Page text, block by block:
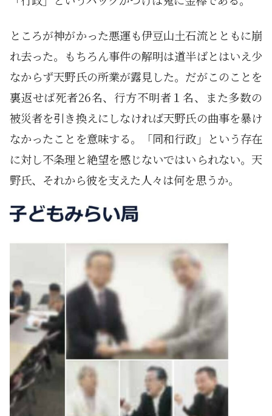
ところが神がかった悪運も伊豆山土石流とともに崩
れ去った。もちろん事件の解明は道半ばとはいえ少
なからず天野氏の所業が露見した。だがこのことを
裏返せば死者26名、行方不明者１名、また多数の
被災者を引き換えにしなければ天野氏の曲事を暴け
なかったことを意味する。「同和行政」という存在
に対し不条理と絶望を感じないではいられない。天
野氏、それから彼を支えた人々は何を思うか。